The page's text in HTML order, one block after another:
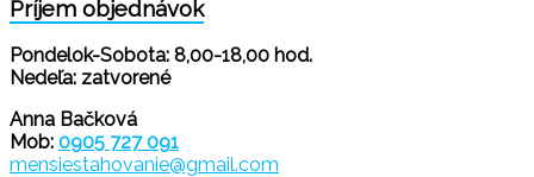
Príjem objednávok
Pondelok-Sobota: 8,00-18,00 hod.
Nedeľa: zatvorené
Anna Bačková
Mob: 0905 727 091
mensiestahovanie@gmail.com